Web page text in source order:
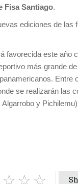
Fisa Santiago.
ediciones de
favorecida este año
más grande
Entre
se realizarán las
y